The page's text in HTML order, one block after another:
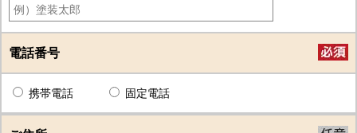
電話番号
携帯電話 固定電話